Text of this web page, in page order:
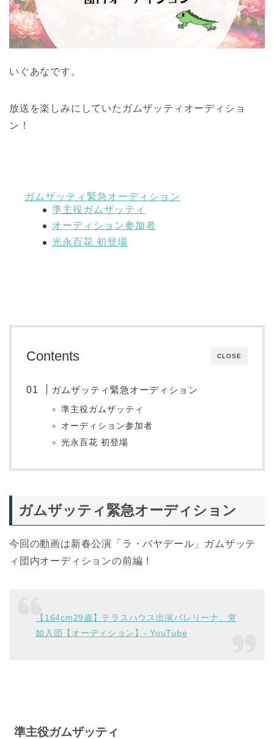
いぐあなです。
放送を楽しみにしていたガムザッティオーディショ
ン！
ガムザッティ緊急オーディション
準主役ガムザッティ
オーディション参加者
光永百花 初登場
CLOSE
Contents
ガムザッティ緊急オーディション
準主役ガムザッティ
オーディション参加者
光永百花 初登場
ガムザッティ緊急オーディション
今回の動画は新春公演「ラ・バヤデール」ガムザッテ
ィ団内オーディションの前編！
【164cm29歳】テラスハウス出演バレリーナ、突
如入団【オーディション】- YouTube
準主役ガムザッティ